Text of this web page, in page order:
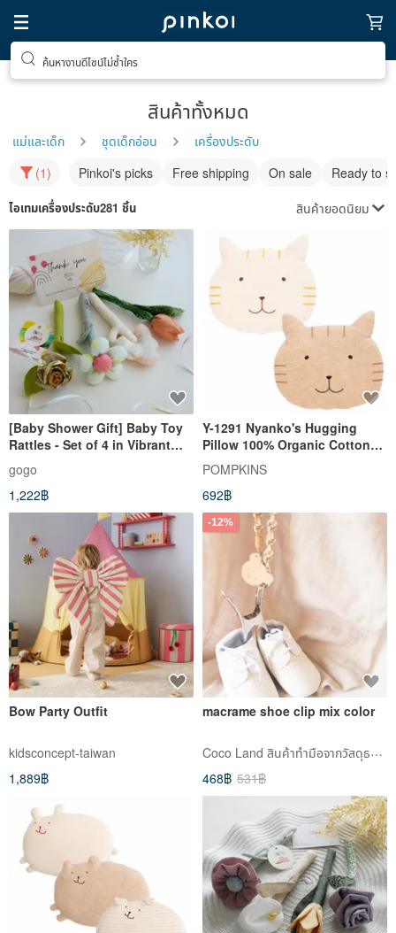
ค้นหางานดีไซน์ไม่ซ้ำใคร
สินค้าทั้งหมด
แม่และเด็ก ชุดเด็กอ่อน
เครื่องประดับ
(1)
Pinkoi's picks Free shipping On sale Ready to
ไอเทมเครื่องประดับ281 ชิ้น สินค้ายอดนิยม
[Baby Shower Gift] Baby Toy
Rattles - Set of 4 in Vibrant
gogo
1,222฿
Y-1291 Nyanko's Hugging
Pillow 100% Organic Cotton
Pillow Cat Made in Japan
POMPKINS
692฿
Bow Party Outfit
kidsconcept-taiwan
1,889฿
-12%
macrame shoe clip mix color
Coco Land สินค้าทำมือจากวัสดุธรรมชาติ
468฿ 531฿